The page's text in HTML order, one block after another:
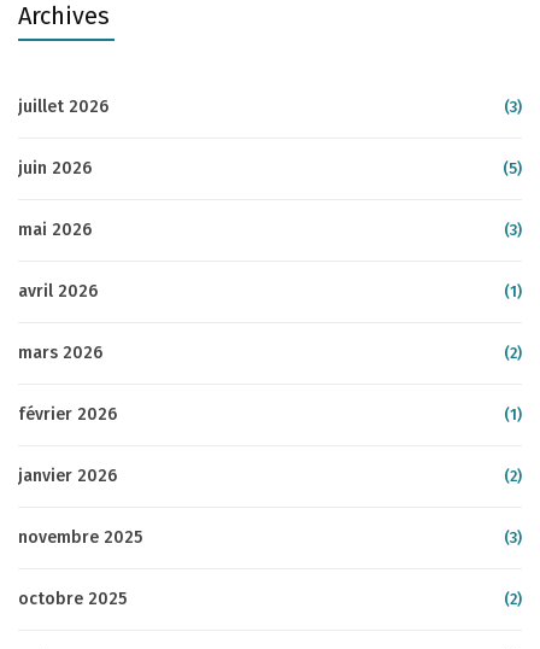
Archives
juillet 2026 (3)
juin 2026 (5)
mai 2026 (3)
avril 2026 (1)
mars 2026 (2)
février 2026 (1)
janvier 2026 (2)
novembre 2025 (3)
octobre 2025 (2)